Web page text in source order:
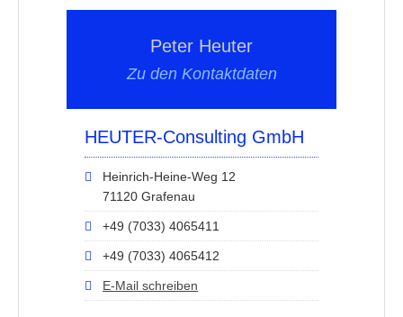
Peter Heuter
Zu den Kontaktdaten
HEUTER-Consulting GmbH
Heinrich-Heine-Weg 12
71120 Grafenau
+49 (7033) 4065411
+49 (7033) 4065412
E-Mail schreiben